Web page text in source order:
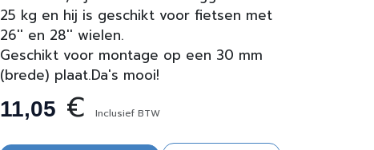
25 kg en hij is geschikt voor fietsen met
26'' en 28'' wielen.
Geschikt voor montage op een 30 mm
(brede) plaat.Da's mooi!
11,05 € Inclusief BTW